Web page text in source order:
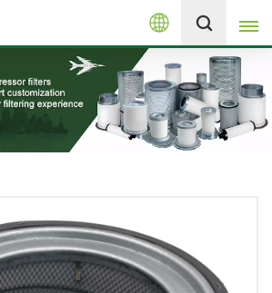
Español
English
español
русский
Melayu